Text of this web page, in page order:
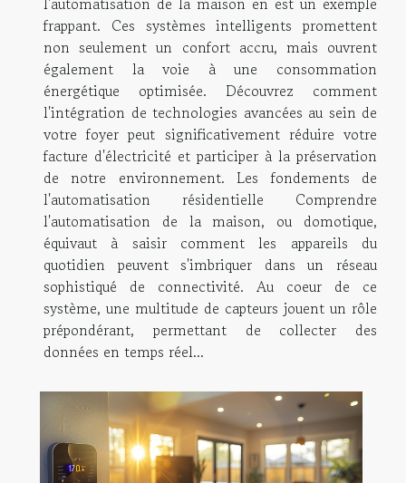
frappant. Ces systèmes intelligents promettent
non seulement un confort accru, mais ouvrent
également la voie à une consommation
énergétique optimisée. Découvrez comment
l'intégration de technologies avancées au sein de
votre foyer peut significativement réduire votre
facture d'électricité et participer à la préservation
de notre environnement. Les fondements de
l'automatisation résidentielle Comprendre
l'automatisation de la maison, ou domotique,
équivaut à saisir comment les appareils du
quotidien peuvent s'imbriquer dans un réseau
sophistiqué de connectivité. Au coeur de ce
système, une multitude de capteurs jouent un rôle
prépondérant, permettant de collecter des
données en temps réel...